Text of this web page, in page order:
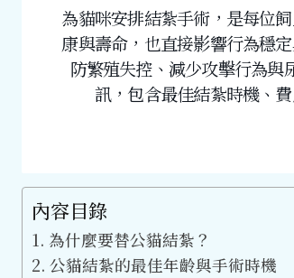
為貓咪安排結紮手術，是每位
康與壽命，也直接影響行為穩
防繁殖失控、減少攻擊行為與
訊，包含最佳結紮時機、
內容目錄
為什麼要替公貓結紮？
公貓結紮的最佳年齡與手術時機